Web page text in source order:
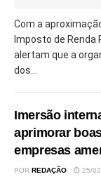
Com a
Imposto de Renda
alertam que a
dos...
Imersão
aprimorar
empresas
POR REDAÇÃO 25/